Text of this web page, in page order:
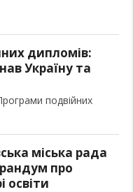
дипломів:
Україну та
подвійних
міська рада
про
освіти